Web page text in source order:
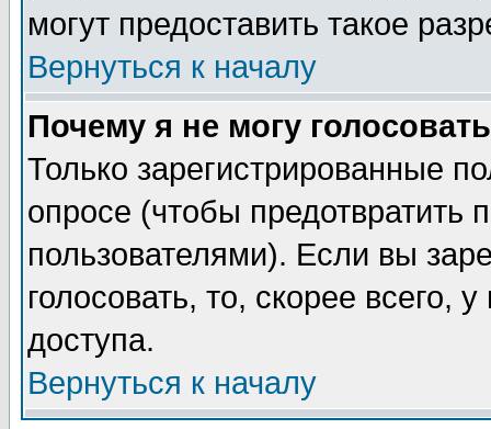
могут предоставить такое
Вернуться к началу
Почему я не могу
Только зарегистрированные
опросе (чтобы предотвратить
пользователями). Если вы
голосовать, то, скорее всего,
доступа.
Вернуться к началу